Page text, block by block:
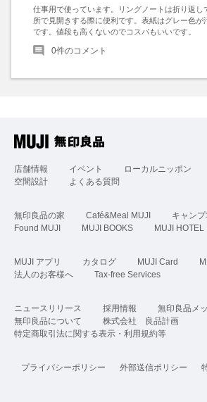
仕事用で使っています。リングノートは折り返し
所で見開きする際に便利です。表紙はグレー色が
です。値段も高くないのでコスパもいいです。
0件のコメント
店舗情報 イベント ローカルニッポン
空間設計
よくある質問
無印良品の家 Café&Meal MUJI
キャン
Found MUJI
MUJI BOOKS MUJI HOTEL
MUJI アプリ カタログ MUJI Card
法人のお客様へ
Tax-free Services
ニュースリリース 採用情報
無印良品メ
無印良品について
株式会社 良品計画
特定商取引法に関する表示・利用規約等
プライバシーポリシー 外部送信ポリシー